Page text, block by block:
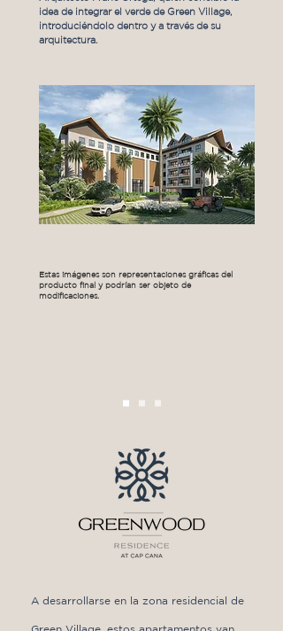
idea de integrar el verde de Green Village,
introduciéndolo dentro y a través de su
arquitectura.
Estas imágenes son representaciones gráficas del
producto final y podrían ser objeto de
modificaciones.
A desarrollarse en la zona residencial de